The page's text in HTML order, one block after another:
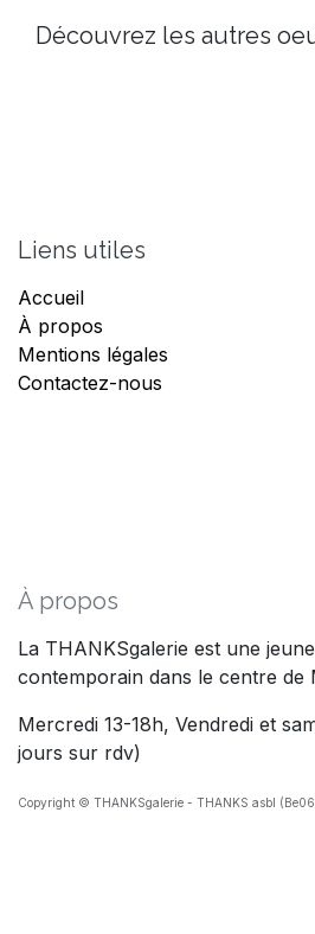
Découvrez les autres
Liens utiles
Accueil
À propos
Mentions légales
Contactez-nous
À propos
La THANKSgalerie est une
contemporain dans le centre de
Mercredi 13-18h, Vendredi et
jours sur rdv)
Copyright © THANKSgalerie - THANKS asbl